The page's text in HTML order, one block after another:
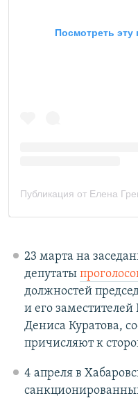
23 марта на
депутаты
должностей
и его
Дениса Куратова,
причисляют к
4 апреля в